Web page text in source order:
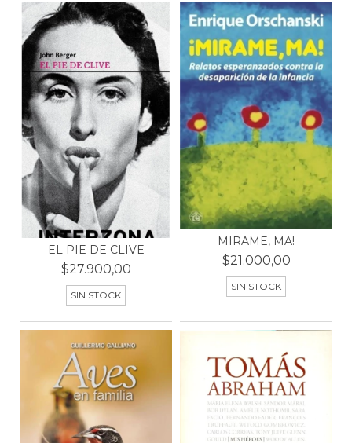
EL PIE DE CLIVE
$27.900,00
SIN STOCK
MIRAME, MA!
$21.000,00
SIN STOCK